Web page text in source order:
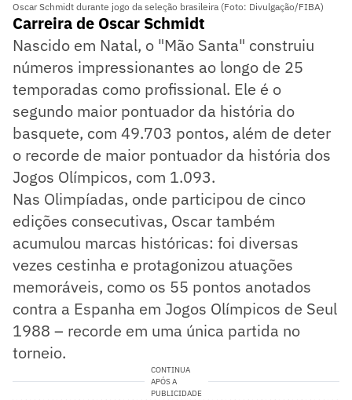
Oscar Schmidt durante jogo da seleção brasileira (Foto: Divulgação/FIBA)
Carreira de Oscar Schmidt
Nascido em Natal, o "Mão Santa" construiu
números impressionantes ao longo de 25
temporadas como profissional. Ele é o
segundo maior pontuador da história do
basquete, com 49.703 pontos, além de deter
o recorde de maior pontuador da história dos
Jogos Olímpicos, com 1.093.
Nas Olimpíadas, onde participou de cinco
edições consecutivas, Oscar também
acumulou marcas históricas: foi diversas
vezes cestinha e protagonizou atuações
memoráveis, como os 55 pontos anotados
contra a Espanha em Jogos Olímpicos de Seul
1988 – recorde em uma única partida no
torneio.
CONTINUA
APÓS A
PUBLICIDADE